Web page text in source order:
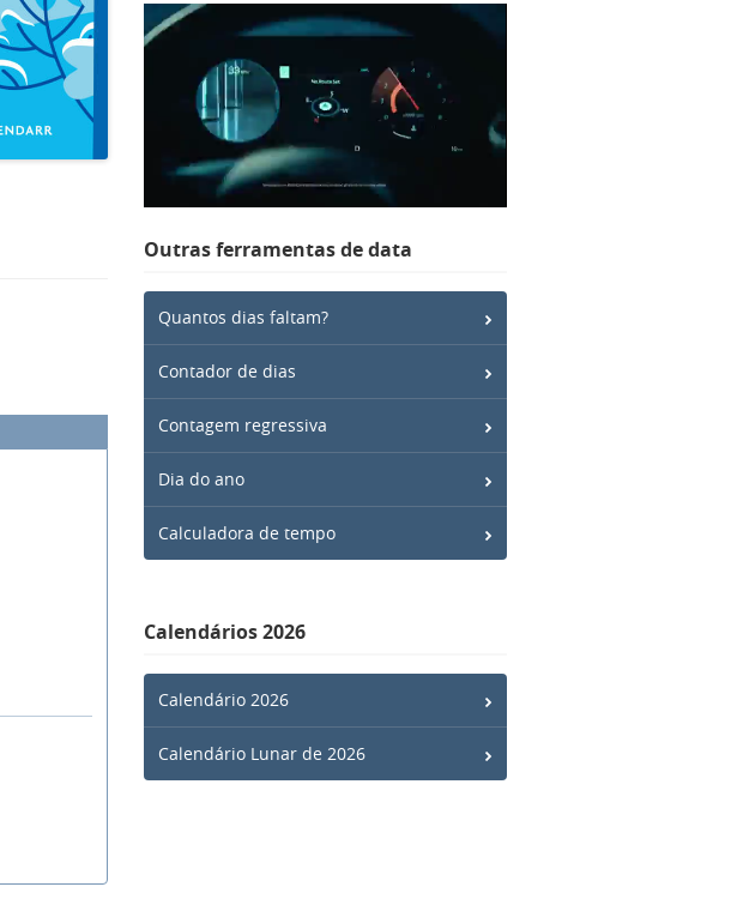
Outras ferramentas de data
Quantos dias faltam?
Contador de dias
Contagem regressiva
Dia do ano
Calculadora de tempo
Calendários 2026
Calendário 2026
Calendário Lunar de 2026